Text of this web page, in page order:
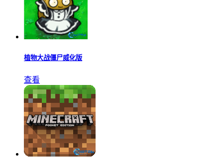
植物大战僵尸威化版
查看